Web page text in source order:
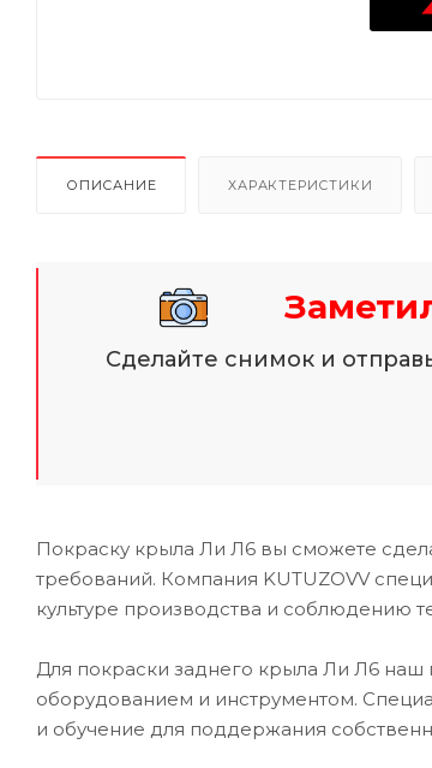
ОПИСАНИЕ ХАРАКТЕРИСТИКИ
Сделайте снимок и
Покраску крыла Ли Л6 вы сможете
требований. Компания KUTUZOVV
культуре производства и соблюдению
Для покраски заднего крыла Ли Л6
оборудованием и инструментом.
и обучение для поддержания